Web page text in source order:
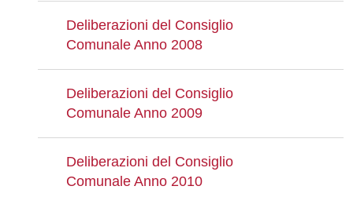
Deliberazioni del Consiglio
Comunale Anno 2008
Deliberazioni del Consiglio
Comunale Anno 2009
Deliberazioni del Consiglio
Comunale Anno 2010